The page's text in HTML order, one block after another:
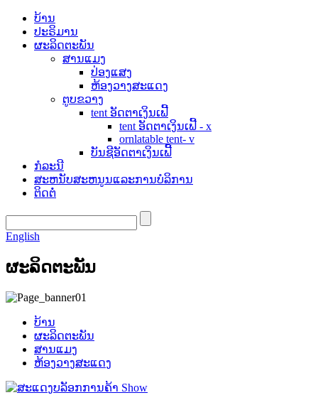
ບ້ານ
ປະຣິມານ
ຜະລິດຕະພັນ
ສານແມງ
ປ່ອງແສງ
ຫ້ອງວາງສະແດງ
ຕູບຂວາງ
tent ອັດຕາເງິນເຟີ້
tent ອັດຕາເງິນເຟີ້ - x
ornlatable tent- v
ບັນຊີອັດຕາເງິນເຟີ້
ກໍລະນີ
ສະຫນັບສະຫນູນແລະການບໍລິການ
ຕິດຕໍ່
English
ຜະລິດຕະພັນ
ບ້ານ
ຜະລິດຕະພັນ
ສານແມງ
ຫ້ອງວາງສະແດງ